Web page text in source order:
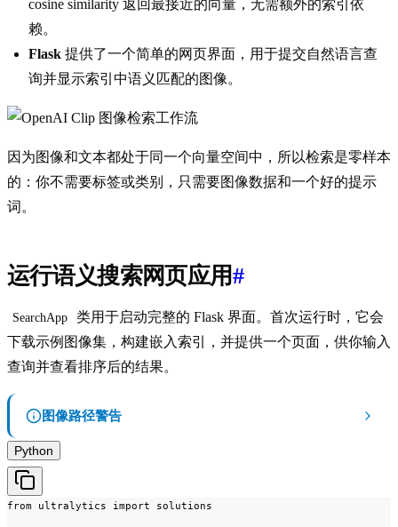
cosine similarity 返回最接近的向量，无需额外的索引依
赖。
Flask 提供了一个简单的网页界面，用于提交自然语言查
询并显示索引中语义匹配的图像。
因为图像和文本都处于同一个向量空间中，所以检索是零样本
的：你不需要标签或类别，只需要图像数据和一个好的提示
词。
运行语义搜索网页应用#
SearchApp
类用于启动完整的 Flask 界面。首次运行时，它会
下载示例图像集，构建嵌入索引，并提供一个页面，供你输入
查询并查看排序后的结果。
图像路径警告
Python
from ultralytics import solutions